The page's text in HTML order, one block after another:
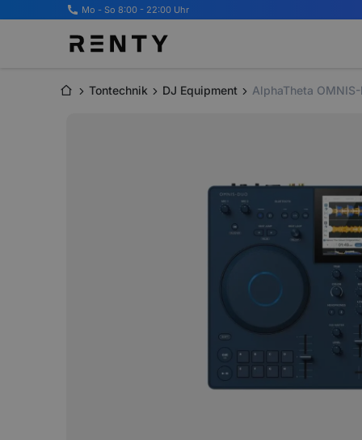
Mo - So 8:00 - 22:00 Uhr
Tontechnik DJ Equipment AlphaTheta OMNIS-